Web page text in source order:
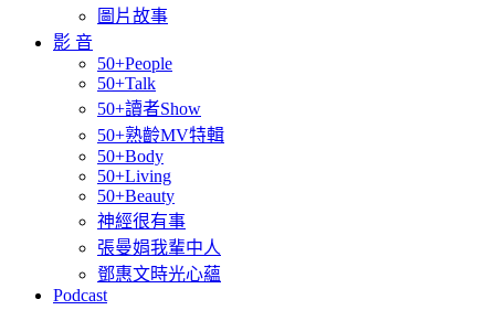
圖片故事
影 音
50+People
50+Talk
50+讀者Show
50+熟齡MV特輯
50+Body
50+Living
50+Beauty
神經很有事
張曼娟我輩中人
鄧惠文時光心蘊
Podcast